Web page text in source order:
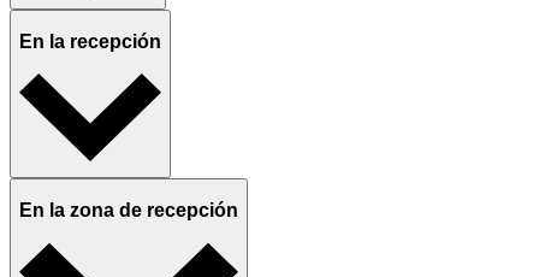
En la recepción
En la zona de recepción